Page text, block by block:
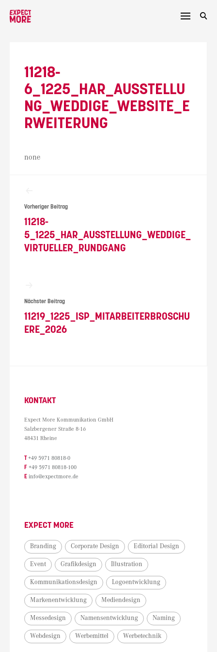
11218-
6_1225_HAR_AUSSTELLU
NG_WEDDIGE_WEBSITE_E
RWEITERUNG
none
Vorheriger Beitrag
11218-
5_1225_HAR_AUSSTELLUNG_WEDDIGE_
VIRTUELLER_RUNDGANG
Nächster Beitrag
11219_1225_ISP_MITARBEITERBROSCHU
ERE_2026
KONTAKT
Expect More Kommunikation GmbH
Salzbergener Straße 8-16
48431 Rheine
T +49 5971 80818-0
F +49 5971 80818-100
E info@expectmore.de
EXPECT MORE
Branding Corporate Design Editorial Design
Event Grafikdesign Illustration
Kommunikationsdesign Logoentwicklung
Markenentwicklung Mediendesign
Messedesign Namensentwicklung Naming
Webdesign Werbemittel Werbetechnik